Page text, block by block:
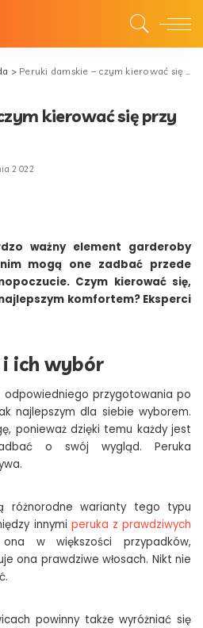
> Peruki damskie – czym kierować się przy ich wyborze?
kierować się przy
2022
ważny element garderoby
mogą one zadbać przede
Czym kierować się,
komfortem? Eksperci
i ich wybór
odpowiedniego przygotowania po
najlepszym dla siebie wyborem.
ponieważ dzięki temu każdy jest
o swój wygląd. Peruka
różnorodne warianty tego typu
innymi peruka z prawdziwych
w większości przypadków,
ona prawdziwe włosach. Nikt nie
powinny także wyróżniać się